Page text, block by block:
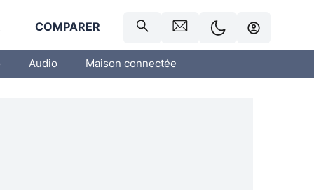
COMPARER
Audio Maison connectée